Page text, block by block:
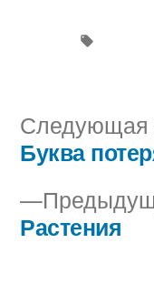
по
записям
Растения
Следующая
Буква